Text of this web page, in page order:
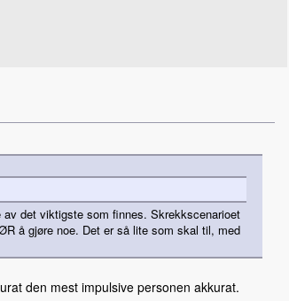
det viktigste som finnes. Skrekkscenarioet
å gjøre noe. Det er så lite som skal til, med
den mest impulsive personen akkurat.